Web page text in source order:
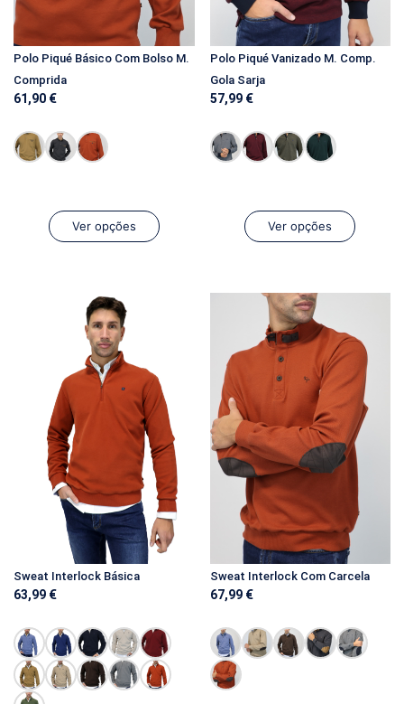
Polo Piqué Básico Com Bolso M.
Comprida
61,90 €
Ver opções
Polo Piqué Vanizado M. Comp.
Gola Sarja
57,99 €
Ver opções
Sweat Interlock Básica
63,99 €
Sweat Interlock Com Carcela
67,99 €